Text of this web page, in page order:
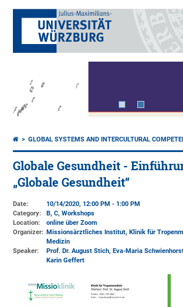
GLOBAL SYSTEMS AND INTERCULTURAL
Globale Gesundheit -
„Globale Gesundheit“
Date:
10/14/2020, 12:00 PM - 1:00 PM
Category:
B, C, Workshops
Location:
online über Zoom
Organizer: Missionsärztliches Institut, Klinik für
Medizin
Speaker:
Prof. Dr. August Stich, Eva-Maria
Karin Geffert